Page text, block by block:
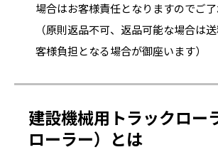
場合はお客様責任となりますのでご
（原則返品不可、返品可能な場合は
客様負担となる場合が御座います）
建設機械用トラックロー
ローラー）とは